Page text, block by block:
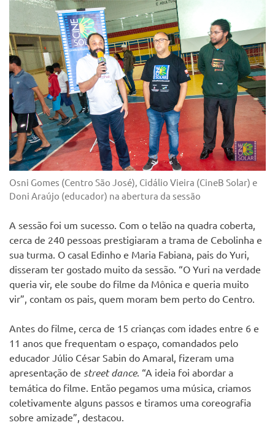
Osni Gomes (Centro São José), Cidálio Vieira (CineB Solar) e
Doni Araújo (educador) na abertura da sessão
A sessão foi um sucesso. Com o telão na quadra coberta,
cerca de 240 pessoas prestigiaram a trama de Cebolinha e
sua turma. O casal Edinho e Maria Fabiana, pais do Yuri,
disseram ter gostado muito da sessão. “O Yuri na verdade
queria vir, ele soube do filme da Mônica e queria muito
vir”, contam os pais, quem moram bem perto do Centro.
Antes do filme, cerca de 15 crianças com idades entre 6 e
11 anos que frequentam o espaço, comandados pelo
educador Júlio César Sabin do Amaral, fizeram uma
apresentação de street dance. “A ideia foi abordar a
temática do filme. Então pegamos uma música, criamos
coletivamente alguns passos e tiramos uma coreografia
sobre amizade”, destacou.